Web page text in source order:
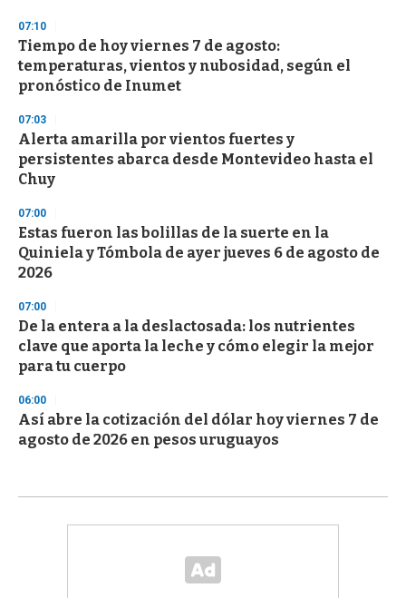
07:10
Tiempo de hoy viernes 7 de agosto:
temperaturas, vientos y nubosidad, según el
pronóstico de Inumet
07:03
Alerta amarilla por vientos fuertes y
persistentes abarca desde Montevideo hasta el
Chuy
07:00
Estas fueron las bolillas de la suerte en la
Quiniela y Tómbola de ayer jueves 6 de agosto de
2026
07:00
De la entera a la deslactosada: los nutrientes
clave que aporta la leche y cómo elegir la mejor
para tu cuerpo
06:00
Así abre la cotización del dólar hoy viernes 7 de
agosto de 2026 en pesos uruguayos